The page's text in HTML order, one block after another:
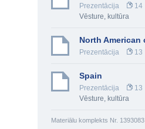
Prezentācija 14
Vēsture, kultūra
North American
Prezentācija 13
Spain
Prezentācija 13
Vēsture, kultūra
Materiālu komplekts Nr. 1393083